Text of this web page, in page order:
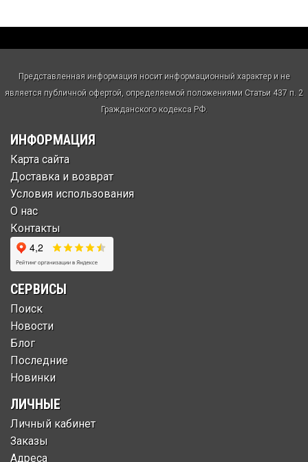
Представленная информация носит информационный характер и не
является публичной офертой, определяемой положениями Статьи 437 п. 2
Гражданского кодекса РФ.
ИНФОРМАЦИЯ
Карта сайта
Доставка и возврат
Условия использования
О нас
Контакты
СЕРВИСЫ
Поиск
Новости
Блог
Последние
Новинки
ЛИЧНЫЕ
Личный кабинет
Заказы
Адреса